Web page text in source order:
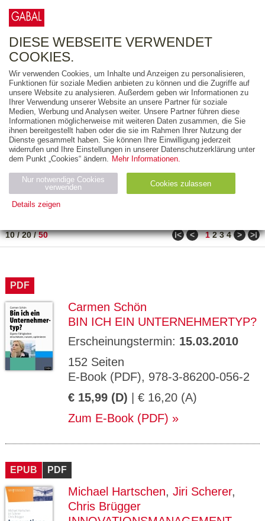
FREITEXT
AUSGABEART
AUS DER REIHE
ZUM THEMA
Neuerscheinung
Bestseller
PREIS
10/20/50 ǀ< < 1 2 3 4 > >ǀ
PDF
Carmen Schön
BIN ICH EIN UNTERNEHMERTYP?
Erscheinungstermin: 15.03.2010
152 Seiten
E-Book (PDF), 978-3-86200-056-2
€ 15,99 (D) | € 16,20 (A)
Zum E-Book (PDF)
EPUB PDF
Michael Hartschen, Jiri Scherer,
Chris Brügger
DIESE WEBSEITE VERWENDET
COOKIES.
Wir verwenden Cookies, um Inhalte und Anzeigen zu personalisieren,
Funktionen für soziale Medien anbieten zu können und die Zugriffe auf
unsere Website zu analysieren. Außerdem geben wir Informationen zu
Ihrer Verwendung unserer Website an unsere Partner für soziale
Medien, Werbung und Analysen weiter. Unsere Partner führen diese
Informationen möglicherweise mit weiteren Daten zusammen, die Sie
ihnen bereitgestellt haben oder die sie im Rahmen Ihrer Nutzung der
Dienste gesammelt haben. Sie können Ihre Einwilligung jederzeit
widerrufen und Ihre Einstellungen in unserer Datenschutzerklärung unter
dem Punkt „Cookies“ ändern. Mehr Informationen.
Nur notwendige Cookies
verwenden
Cookies zulassen
Details zeigen
Name Zweck
Ty
ESSION
_ID
GV_CO
OKIES
gabal-
Speichert den Zustimmungsstatus des
Domäne.
ge
T
P